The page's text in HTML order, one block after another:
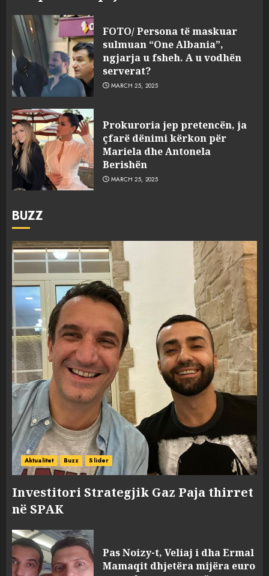
FOTO/ Persona të maskuar
sulmuan “One Albania”,
ngjarja u fsheh. A u vodhën
serverat?
MARCH 25, 2025
Prokuroria jep pretencën, ja
çfarë dënimi kërkon për
Mariela dhe Antonela
Berishën
MARCH 25, 2025
BUZZ
Aktualitet Buzz Slider
Investitori Strategjik Gaz Paja thirret
në SPAK
Pas Noizy-t, Veliaj i dha Ermal
Mamaqit dhjetëra mijëra euro
sulmuan “One Albania”,
ngjarja u fsheh. A u vodhën